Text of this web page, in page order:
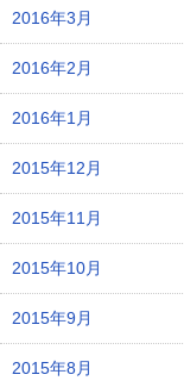
2016年3月
2016年2月
2016年1月
2015年12月
2015年11月
2015年10月
2015年9月
2015年8月